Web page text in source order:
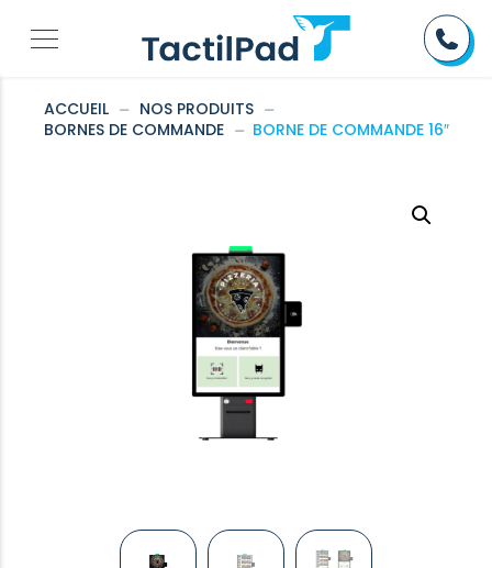
ACCUEIL ⏤ NOS PRODUITS ⏤
BORNES DE COMMANDE ⏤ BORNE DE COMMANDE 16″